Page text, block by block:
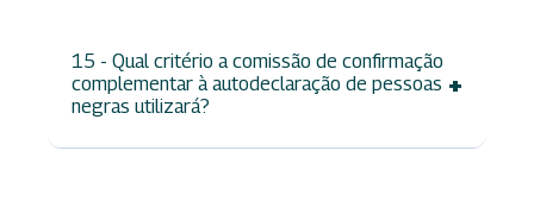
15 - Qual critério a comissão de confirmação
complementar à autodeclaração de pessoas
negras utilizará?
+